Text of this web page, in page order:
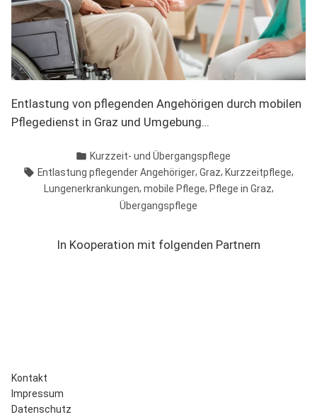
Entlastung von pflegenden Angehörigen durch mobilen
Pflegedienst in Graz und Umgebung…
Veröffentlicht
in
Kurzzeit- und Übergangspflege
Schlagwörter:
Entlastung pflegender Angehöriger, Graz, Kurzzeitpflege,
Lungenerkrankungen, mobile Pflege, Pflege in Graz,
Übergangspflege
In Kooperation mit folgenden Partnern
Kontakt
Impressum
Datenschutz